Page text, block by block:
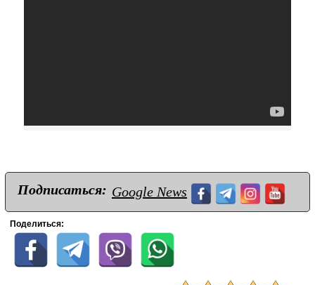
Подписаться: Google News
Поделиться: